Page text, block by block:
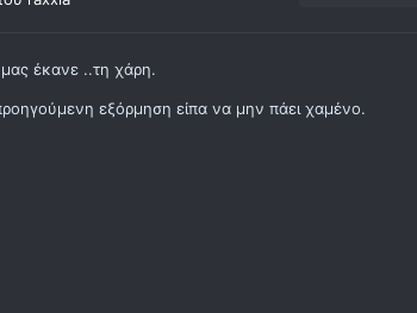
έκανε ..τη χάρη.
εξόρμηση είπα να μην πάει χαμένο.